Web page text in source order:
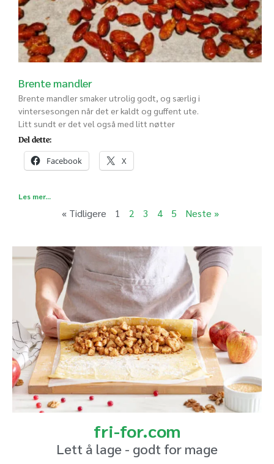
Brente mandler
Brente mandler smaker utrolig godt, og særlig i
vintersesongen når det er kaldt og guffent ute.
Litt sundt er det vel også med litt nøtter
Del dette:
Facebook X
Les mer...
« Tidligere 1 2 3 4 5 Neste »
fri-for.com
Lett å lage - godt for mage